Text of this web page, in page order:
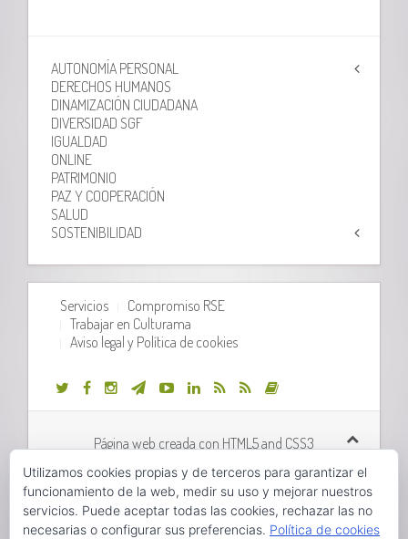
AUTONOMÍA PERSONAL
DERECHOS HUMANOS
DINAMIZACIÓN CIUDADANA
DIVERSIDAD SGF
IGUALDAD
ONLINE
PATRIMONIO
PAZ Y COOPERACIÓN
SALUD
SOSTENIBILIDAD
Servicios
Compromiso RSE
Trabajar en Culturama
Aviso legal y Política de cookies
Página web creada con HTML5 and CSS3
Desarrollo web realizado porOrix Systems
Utilizamos cookies propias y de terceros para garantizar el
funcionamiento de la web, medir su uso y mejorar nuestros
servicios. Puede aceptar todas las cookies, rechazar las no
necesarias o configurar sus preferencias. Política de cookies